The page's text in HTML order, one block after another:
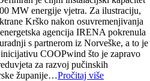
MW energije vjetra. Za ilustraciju,
Krško nakon osuvremenjivanja
agencija IRENA pokrenula
s partnerom iz Norveške, a to je
COOPwind što je zapravo
za razvoj pučinskih
županije…Pročitaj više